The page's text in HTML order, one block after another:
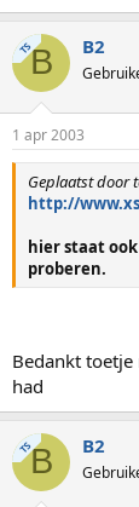
TSB B2
1 apr 2003
Geplaatst door
http://
hier staat
proberen.
Bedankt
had
TSB B2